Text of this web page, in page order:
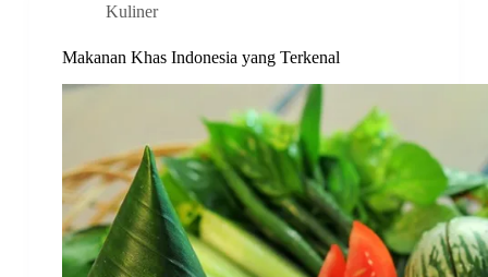
Kuliner
Makanan Khas Indonesia yang Terkenal